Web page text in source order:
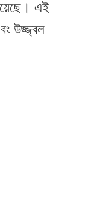
এই
উজ্জ্বল